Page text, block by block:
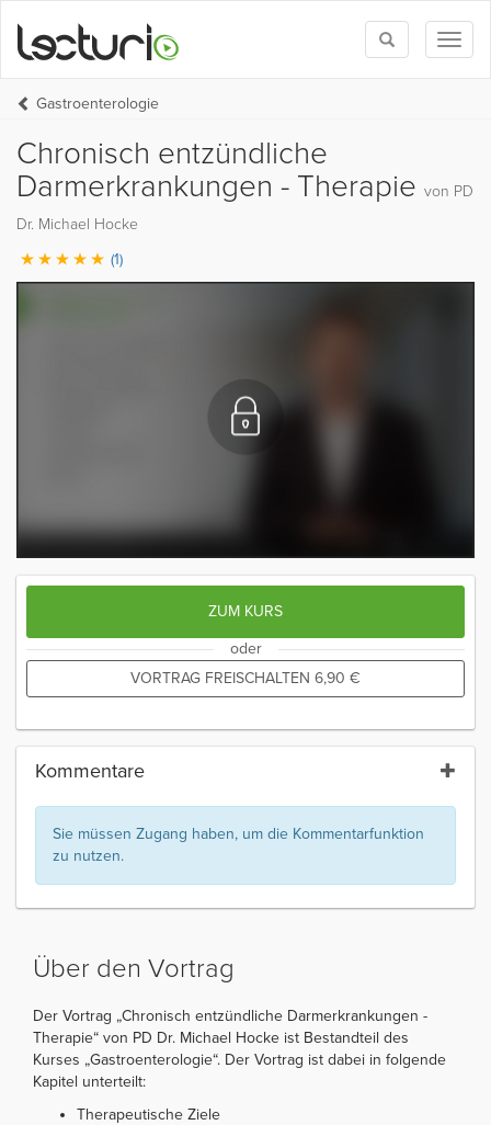
Toggle
search
Gastroenterologie
Chronisch entzündliche
Darmerkrankungen - Therapie von PD
Dr. Michael Hocke
(1)
ZUM KURS
oder
VORTRAG FREISCHALTEN 6,90 €
Kommentare
Sie müssen Zugang haben, um die Kommentarfunktion
zu nutzen.
Über den Vortrag
Der Vortrag „Chronisch entzündliche Darmerkrankungen -
Therapie“ von PD Dr. Michael Hocke ist Bestandteil des
Kurses „Gastroenterologie“. Der Vortrag ist dabei in folgende
Kapitel unterteilt:
Therapeutische Ziele